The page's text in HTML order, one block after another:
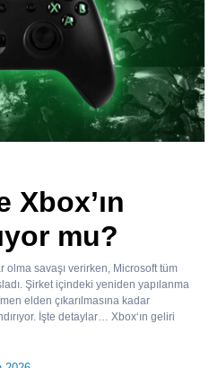
mu?
olma savaşı verirken, Microsoft tüm
Şirket içindeki yeniden yapılanma
elden çıkarılmasına kadar
İşte detaylar… Xbox‘ın geliri